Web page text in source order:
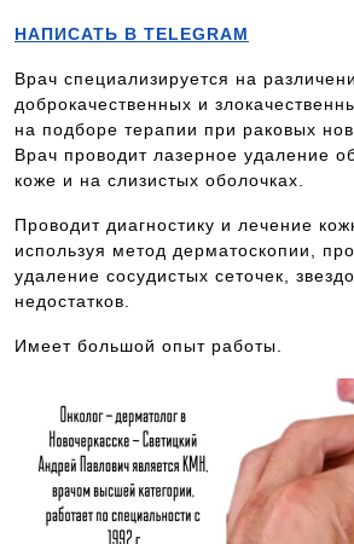
НАПИСАТЬ В TELEGRAM
Врач специализируется на
доброкачественных и
на подборе терапии при раковых
Врач проводит лазерное удаление
коже и на слизистых оболочках.
Проводит диагностику и лечение
используя метод дерматоскопии,
удаление сосудистых сеточек,
недостатков.
Имеет большой опыт работы.